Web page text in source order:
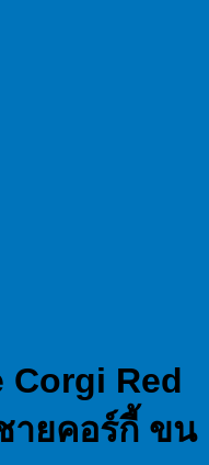
Corgi Red
ายคอร์กี้ ขน